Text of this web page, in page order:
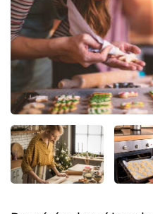
Design
Sledujte prima+
Přihlášení
Sledujte nás